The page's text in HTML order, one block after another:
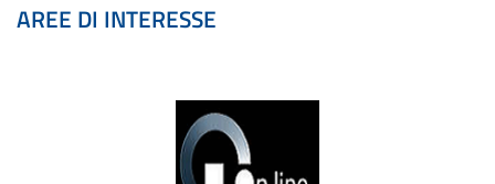
AREE DI INTERESSE